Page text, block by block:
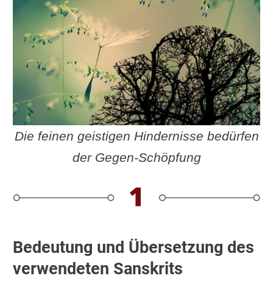
Wo wir stehen
Kleshas sind beim
Unterleuchteten nie völlig
überwunden
Das Problem zur Ursache
zurückverfolgen
Pratiprasava als ...
... Swadhyaya – Selbststudium
Parallelen in der
Das Klesha an der Wurzel
bekämpfen ist am leichtesten
Die feinen geistigen Hindernisse bedürfen
der Gegen-Schöpfung
Bedeutung und Übersetzung des
verwendeten Sanskrits